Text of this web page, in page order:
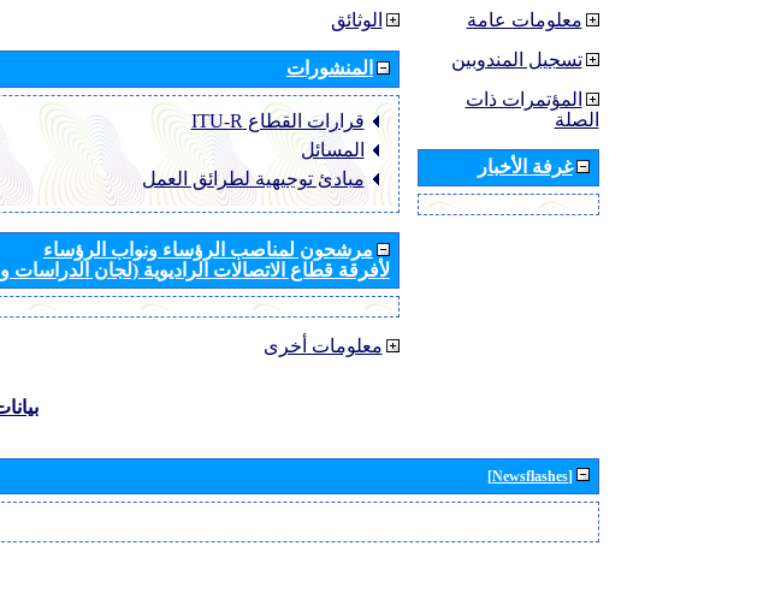
الوثائق
المنشورات
قرارات القطاع ‏ITU-R
المسائل
مبادئ توجيهية لطرائق العمل
مرشحون لمناصب الرؤساء ونواب الرؤساء
لأفرقة قطاع الاتصالات الراديوية (لجان الدراسات
معلومات أخرى
معلومات عامة
تسجيل المندوبين
المؤتمرات ذات
الصلة
غرفة الأخبار
[Newsflashes]